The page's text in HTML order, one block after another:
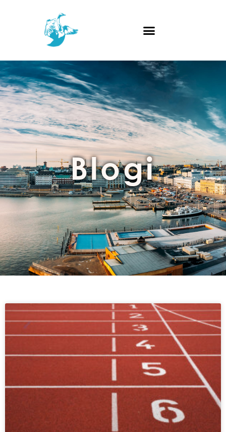
Blogi